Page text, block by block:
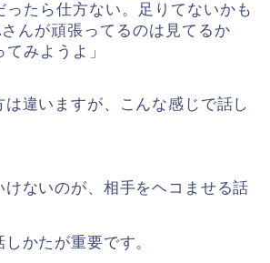
ったら仕方ない。足りてないかも
んが頑張ってるのは見てるか
みようよ」
違いますが、こんな感じで話し
ないのが、相手をヘコませる話
かたが重要です。